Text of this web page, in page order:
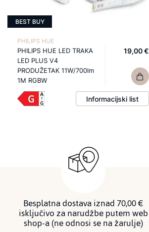
BEST BUY
PHILIPS HUE
PHILIPS HUE LED TRAKA
LED PLUS V4
PRODUŽETAK 11W/700lm
1M RGBW
19,00 €
Informacijski list
Besplatna dostava iznad 70,00 €
isključivo za narudžbe putem web
shop-a (ne odnosi se na žarulje)